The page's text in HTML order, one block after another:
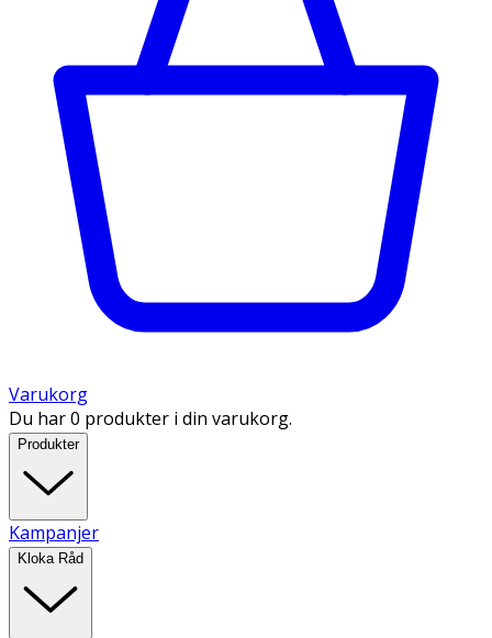
Varukorg
Du har 0 produkter i din varukorg.
Produkter
Kampanjer
Kloka Råd